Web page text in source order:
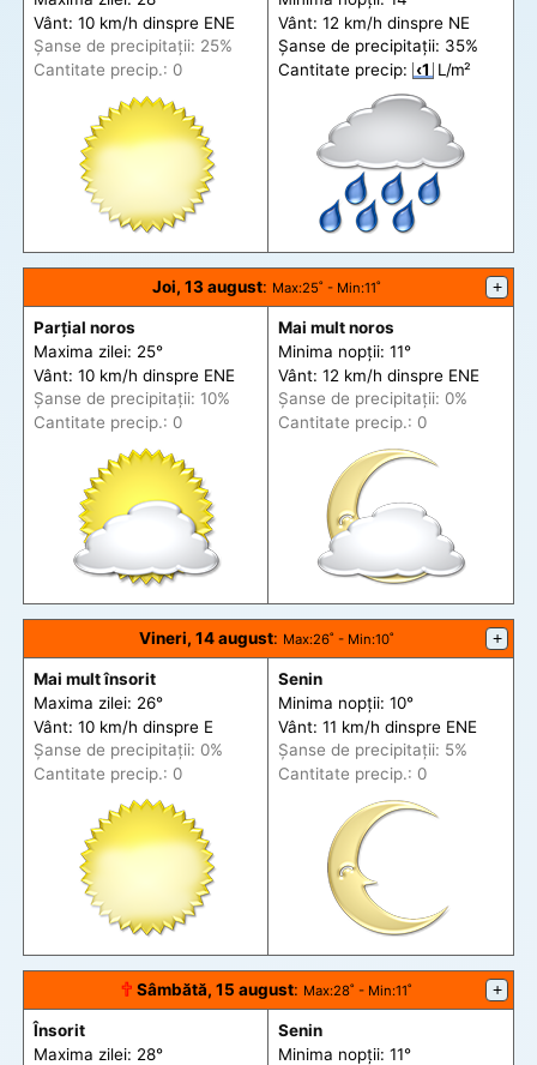
Vânt: 10 km/h dinspre ENE
Șanse de precipitații: 25%
Cantitate precip.: 0
Vânt: 12 km/h dinspre NE
Șanse de precipitații: 35%
Cantitate precip: ‹1 L/m²
Joi, 13 august: Max:25˚ - Min:11˚ +
Parțial noros
Maxima zilei: 25°
Vânt: 10 km/h dinspre ENE
Șanse de precipitații: 10%
Cantitate precip.: 0
Mai mult noros
Minima nopții: 11°
Vânt: 12 km/h dinspre ENE
Șanse de precipitații: 0%
Cantitate precip.: 0
Vineri, 14 august: Max:26˚ - Min:10˚ +
Mai mult însorit
Maxima zilei: 26°
Vânt: 10 km/h dinspre E
Șanse de precipitații: 0%
Cantitate precip.: 0
Senin
Minima nopții: 10°
Vânt: 11 km/h dinspre ENE
Șanse de precipitații: 5%
Cantitate precip.: 0
🕆 Sâmbătă, 15 august: Max:28˚ - Min:11˚ +
Însorit
Maxima zilei: 28°
Senin
Minima nopții: 11°